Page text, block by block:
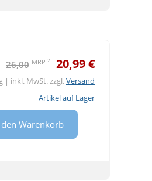
26,00 MRP 2 20,99 €
| inkl. MwSt. zzgl.Versand
Artikel auf Lager
Warenkorb